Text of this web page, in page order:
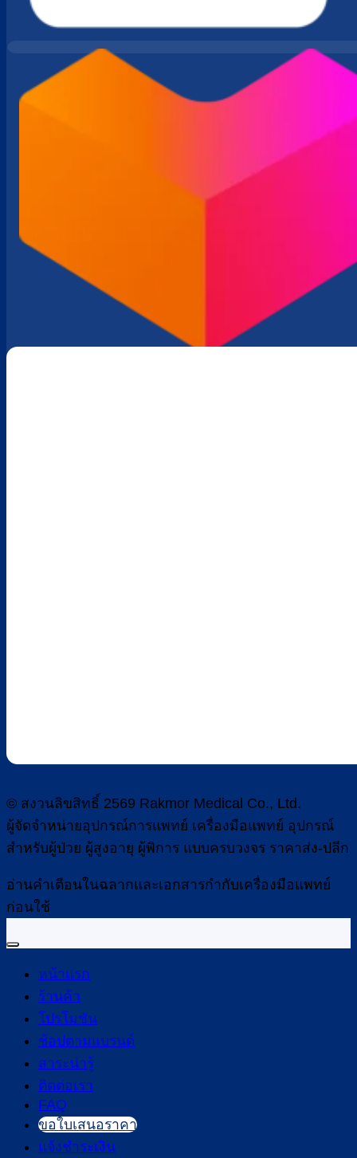
© สงวนลิขสิทธิ์ 2569 Rakmor Medical Co., Ltd.
ผู้จัดจำหน่ายอุปกรณ์การแพทย์ เครื่องมือแพทย์ อุปกรณ์
สำหรับผู้ป่วย ผู้สูงอายุ ผู้พิการ แบบครบวงจร ราคาส่ง-ปลีก
อ่านคำเตือนในฉลากและเอกสารกำกับเครื่องมือแพทย์
ก่อนใช้
หน้าแรก
ร้านค้า
โปรโมชัน
ช้อปตามแบรนด์
สาระน่ารู้
ติดต่อเรา
FAQ
ขอใบเสนอราคา
แจ้งชำระเงิน